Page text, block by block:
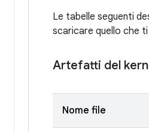
Le tabelle seguenti
scaricare quello che
Artefatti del
Nome file